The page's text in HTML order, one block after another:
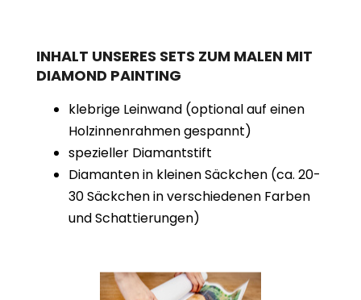
INHALT UNSERES SETS ZUM MALEN MIT
DIAMOND PAINTING
klebrige Leinwand (optional auf einen
Holzinnenrahmen gespannt)
spezieller Diamantstift
Diamanten in kleinen Säckchen (ca. 20-
30 Säckchen in verschiedenen Farben
und Schattierungen)